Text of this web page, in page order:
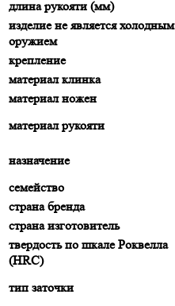
длина рукояти (мм)
изделие не является холодным
оружием
крепление
материал клинка
материал ножен
материал рукояти
назначение
семейство
страна бренда
страна изготовитель
твердость по шкале Роквелла
(HRC)
тип заточки